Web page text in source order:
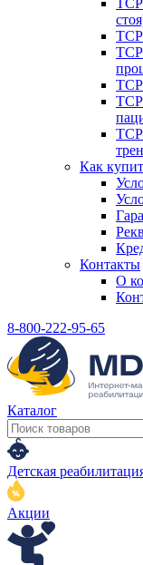
ТСР
ТСР
ТСР
ТСР
ТСР
ТСР
Как
Контакты
О
8-800-222-95-65
Каталог
Детская
Акции